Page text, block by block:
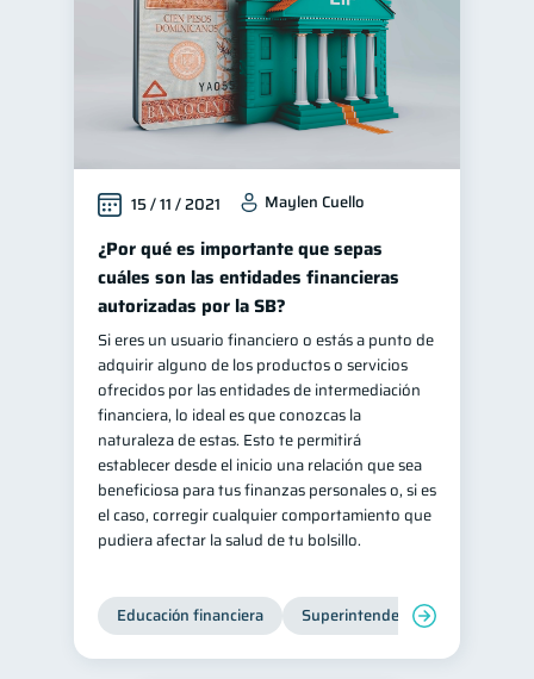
15 / 11 / 2021 Maylen Cuello
¿Por qué es importante que sepas
cuáles son las entidades financieras
autorizadas por la SB?
Si eres un usuario financiero o estás a punto de
adquirir alguno de los productos o servicios
ofrecidos por las entidades de intermediación
financiera, lo ideal es que conozcas la
naturaleza de estas. Esto te permitirá
establecer desde el inicio una relación que sea
beneficiosa para tus finanzas personales o, si es
el caso, corregir cualquier comportamiento que
pudiera afectar la salud de tu bolsillo.
Educación financiera Superintendencia de Bancos